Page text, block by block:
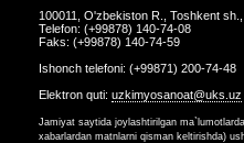
100011, O'zbekiston R., Toshkent
Telefon: (+99878) 140-74-08
Faks: (+99878) 140-74-59
Ishonch telefoni: (+99871) 200-74-48
Elektron quti: uzkimyosanoat@uks.uz
Jamiyat saytida joylashtirilgan
xabarlardan matnlarni qisman keltirishda)